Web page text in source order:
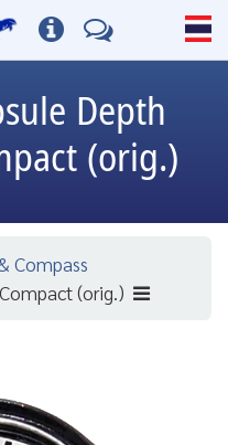
Depth
(orig.)
Compass
(orig.)